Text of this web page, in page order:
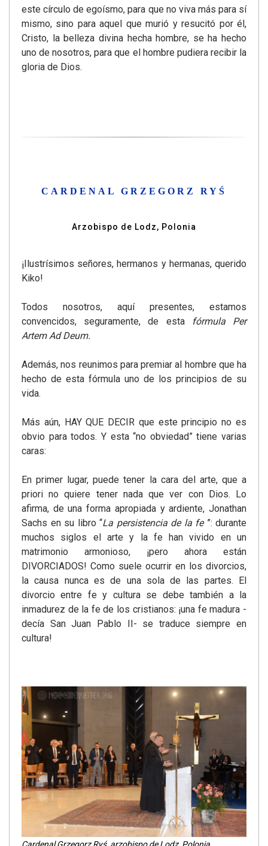
este círculo de egoísmo, para que no viva más para sí
mismo, sino para aquel que murió y resucitó por él,
Cristo, la belleza divina hecha hombre, se ha hecho
uno de nosotros, para que el hombre pudiera recibir la
gloria de Dios.
CARDENAL GRZEGORZ RYŚ
Arzobispo de Lodz, Polonia
¡Ilustrísimos señores, hermanos y hermanas, querido
Kiko!
Todos nosotros, aquí presentes, estamos
convencidos, seguramente, de esta
fórmula Per
Artem Ad Deum.
Además, nos reunimos para premiar al hombre que ha
hecho de esta fórmula uno de los principios de su
vida.
Más aún, HAY QUE DECIR que este principio no es
obvio para todos. Y esta “no obviedad” tiene varias
caras:
En primer lugar, puede tener la cara del arte, que a
priori no quiere tener nada que ver con Dios. Lo
afirma, de una forma apropiada y ardiente, Jonathan
Sachs en su libro “La persistencia de la fe ”: durante
muchos siglos el arte y la fe han vivido en un
matrimonio armonioso, ¡pero ahora están
DIVORCIADOS! Como suele ocurrir en los divorcios,
la causa nunca es de una sola de las partes. El
divorcio entre fe y cultura se debe también a la
inmadurez de la fe de los cristianos: ¡una fe madura -
decía San Juan Pablo II- se traduce siempre en
cultura!